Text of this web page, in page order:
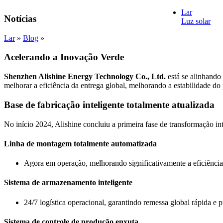
Lar
Luz solar
BK
Luz
Luz
Luz
Notícias
Lar» Blog »
Acelerando a Inovação Verde
Shenzhen Alishine Energy Technology Co., Ltd. está se
melhorar a eficiência da entrega global, melhorando a estabilidade
Base de fabricação inteligente totalmente atualizada
No início 2024, Alishine concluiu a primeira fase de transformação
Linha de montagem totalmente automatizada
Agora em operação, melhorando significativamente a
Sistema de armazenamento inteligente
24/7 logística operacional, garantindo remessa global rápida e